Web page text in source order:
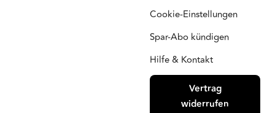
Cookie-Einstellungen
Spar-Abo kündigen
Hilfe & Kontakt
Vertrag
widerrufen